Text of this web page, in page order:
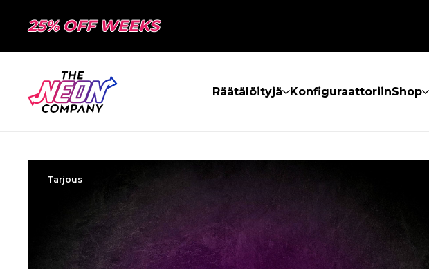
25% OFF WEEKS
Räätälöityjä KonfiguraattoriinShop
Tarjous